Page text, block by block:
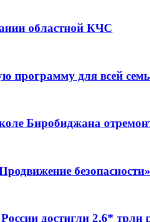
областной КЧС
программу для всей
Биробиджана
безопасности»
достигли 2,6*